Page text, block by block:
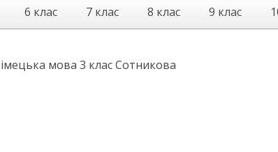
6 клас 7 клас 8 клас 9 клас
мова 3 клас Сотникова